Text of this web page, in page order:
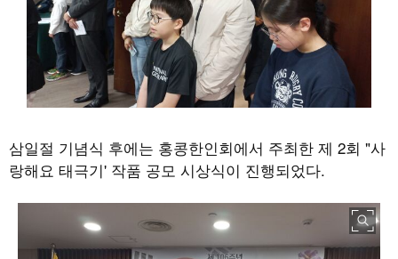
삼일절 기념식 후에는 홍콩한인회에서 주최한 제 2회 "사
랑해요 태극기' 작품 공모 시상식이 진행되었다.